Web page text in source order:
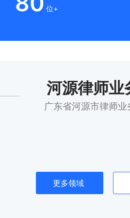
位+
河源律师业
广东省河源市律师业
更多领域